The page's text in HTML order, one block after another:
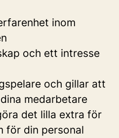
inom
och ett intresse
och gillar att
medarbetare
det lilla extra för
för din personal